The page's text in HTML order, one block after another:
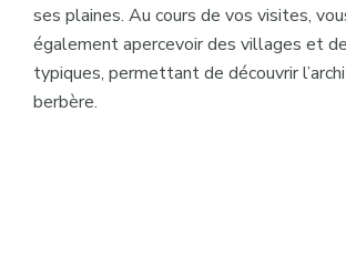
ses plaines. Au cours de vos visites,
également apercevoir des villages et
typiques, permettant de découvrir
berbère.